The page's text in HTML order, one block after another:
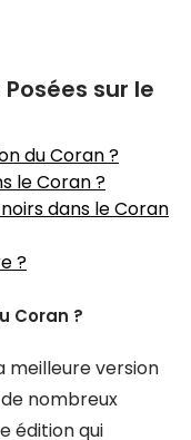
sur le
du Coran ?
le Coran ?
dans le Coran
?
Coran ?
meilleure version
nombreux
édition qui